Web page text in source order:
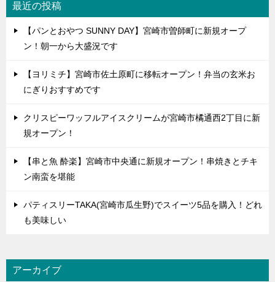
最近の投稿
【パンとおやつ SUNNY DAY】宮崎市曽師町に新規オープ
ン！朝一から大盛況です
【ヨリミチ】宮崎市佐土原町に移転オープン！弁当の玄米お
にぎりおすすめです
クリスピーワッフルアイスクリームが宮崎市橘通西2丁目に新
規オープン！
【串と魚 酔楽】宮崎市中央通に新規オープン！串焼きとチキ
ン南蛮を堪能
パティスリーTAKA(宮崎市瓜生野)でスイーツ5品を購入！どれ
も美味しい
アーカイブ